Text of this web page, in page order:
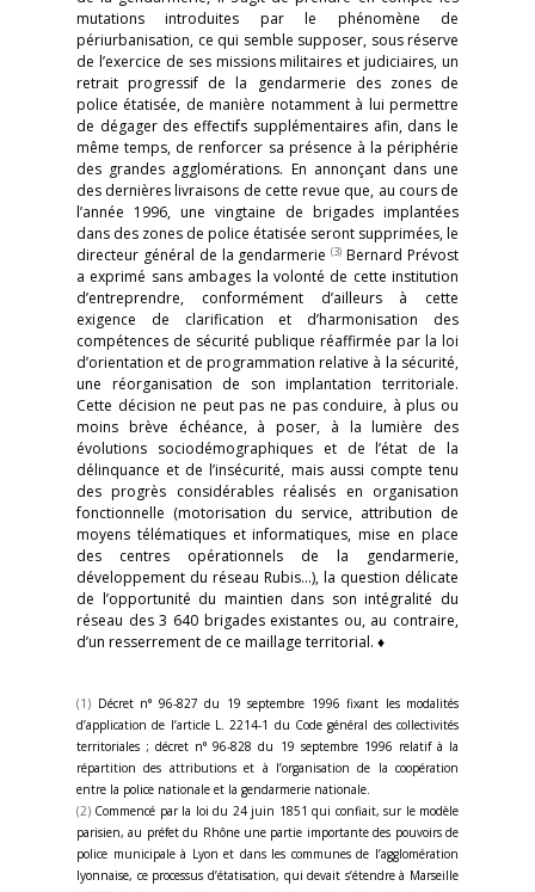
mutations introduites par le phénomène de
périurbanisation, ce qui semble supposer, sous réserve
de l’exercice de ses missions militaires et judiciaires, un
retrait progressif de la gendarmerie des zones de
police étatisée, de manière notamment à lui permettre
de dégager des effectifs supplémentaires afin, dans le
même temps, de renforcer sa présence à la périphérie
des grandes agglomérations. En annonçant dans une
des dernières livraisons de cette revue que, au cours de
l’année 1996, une vingtaine de brigades implantées
dans des zones de police étatisée seront supprimées, le
directeur général de la gendarmerie(3) Bernard Prévost
a exprimé sans ambages la volonté de cette institution
d’entreprendre, conformément d’ailleurs à cette
exigence de clarification et d’harmonisation des
compétences de sécurité publique réaffirmée par la loi
d’orientation et de programmation relative à la sécurité,
une réorganisation de son implantation territoriale.
Cette décision ne peut pas ne pas conduire, à plus ou
moins brève échéance, à poser, à la lumière des
évolutions sociodémographiques et de l’état de la
délinquance et de l’insécurité, mais aussi compte tenu
des progrès considérables réalisés en organisation
fonctionnelle (motorisation du service, attribution de
moyens télématiques et informatiques, mise en place
des centres opérationnels de la gendarmerie,
développement du réseau Rubis…), la question délicate
de l’opportunité du maintien dans son intégralité du
réseau des 3 640 brigades existantes ou, au contraire,
d’un resserrement de ce maillage territorial. ♦
(1) Décret n° 96-827 du 19 septembre 1996 fixant les modalités
d’application de l’article L. 2214-1 du Code général des collectivités
territoriales ; décret n° 96-828 du 19 septembre 1996 relatif à la
répartition des attributions et à l’organisation de la coopération
entre la police nationale et la gendarmerie nationale.
(2) Commencé par la loi du 24 juin 1851 qui confiait, sur le modèle
parisien, au préfet du Rhône une partie importante des pouvoirs de
police municipale à Lyon et dans les communes de l’agglomération
lyonnaise, ce processus d’étatisation, qui devait s’étendre à Marseille